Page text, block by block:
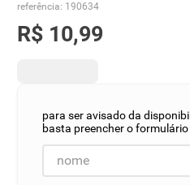
referência: 190634
R$ 10,99
10º chocolate